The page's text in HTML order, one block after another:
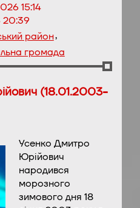
15:14
район,
громада
(18.01.2003-
Усенко Дмитро
Юрійович
народився
морозного
зимового дня 18